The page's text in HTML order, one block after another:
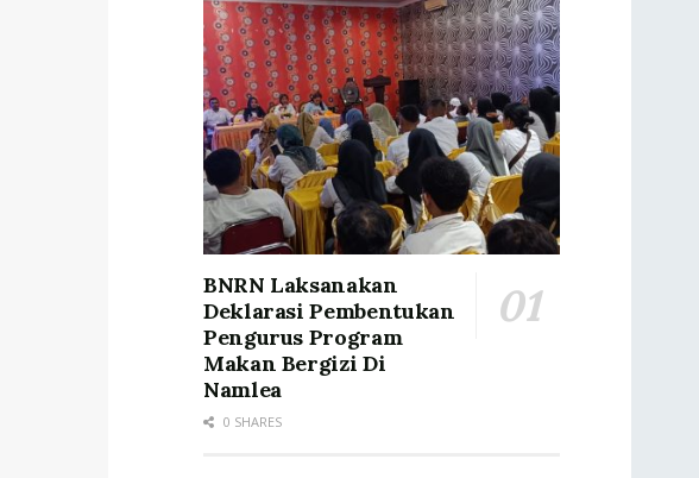
BNRN Laksanakan
Deklarasi Pembentukan
Pengurus Program
Makan Bergizi Di
Namlea
0 SHARES